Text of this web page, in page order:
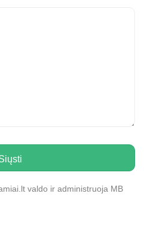
valdo ir administruoja MB